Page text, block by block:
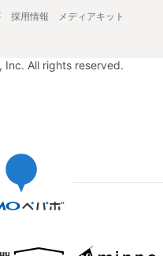
採用情報 メディアキット
Inc. All rights reserved.